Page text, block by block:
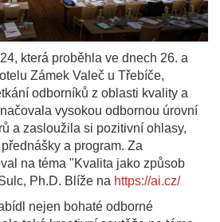
která proběhla ve dnech 26. a
Zámek Valeč u Třebíče,
odborníků z oblasti kvality a
vysokou odbornou úrovní
a zasloužila si pozitivní ohlasy,
a program. Za
na téma "Kvalita jako způsob
Ph.D. Blíže na https://ai.cz/
nejen bohaté odborné